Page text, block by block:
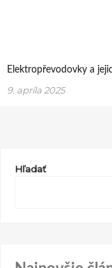
Elektropřevodovky a
9. apríla 2025
Hľadať